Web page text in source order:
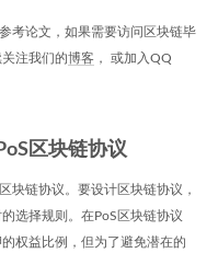
考论文，如果需要访问区块链毕
注我们的博客 ， 或加入QQ
区块链协议
块链协议。要设计区块链协议，
选择规则。在PoS区块链协议
权益比例，但为了避免潜在的